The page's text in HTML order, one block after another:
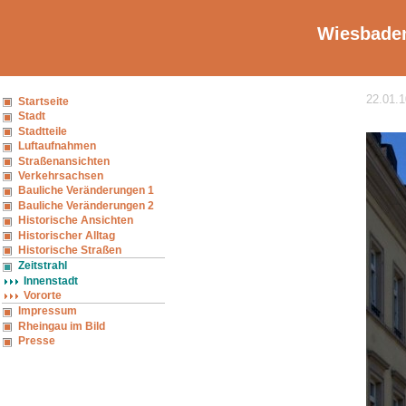
Startseite
Stadt
Stadtteile
Luftaufnahmen
Straßenansichten
Verkehrsachsen
Bauliche Veränderungen 1
Bauliche Veränderungen 2
Historische Ansichten
Historischer Alltag
Historische Straßen
Zeitstrahl
Innenstadt
Vororte
Impressum
Rheingau im Bild
Presse